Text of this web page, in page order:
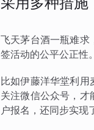
飞天茅台酒一瓶难求
签活动的公平公正性。
比如伊藤洋华堂利
关注微信公众号，
户报名，还同步实现